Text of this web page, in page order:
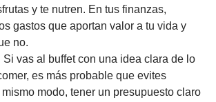
y te nutren. En tus finanzas,
gastos que aportan valor a tu vida y
no.
Si vas al buffet con una idea clara de lo
es más probable que evites
modo, tener un presupuesto claro